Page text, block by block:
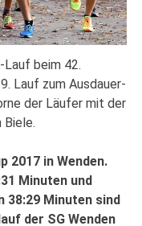
beim 42.
Lauf zum Ausdauer-
der Läufer mit der
Biele.
2017 in Wenden.
Minuten und
38:29 Minuten sind
der SG Wenden